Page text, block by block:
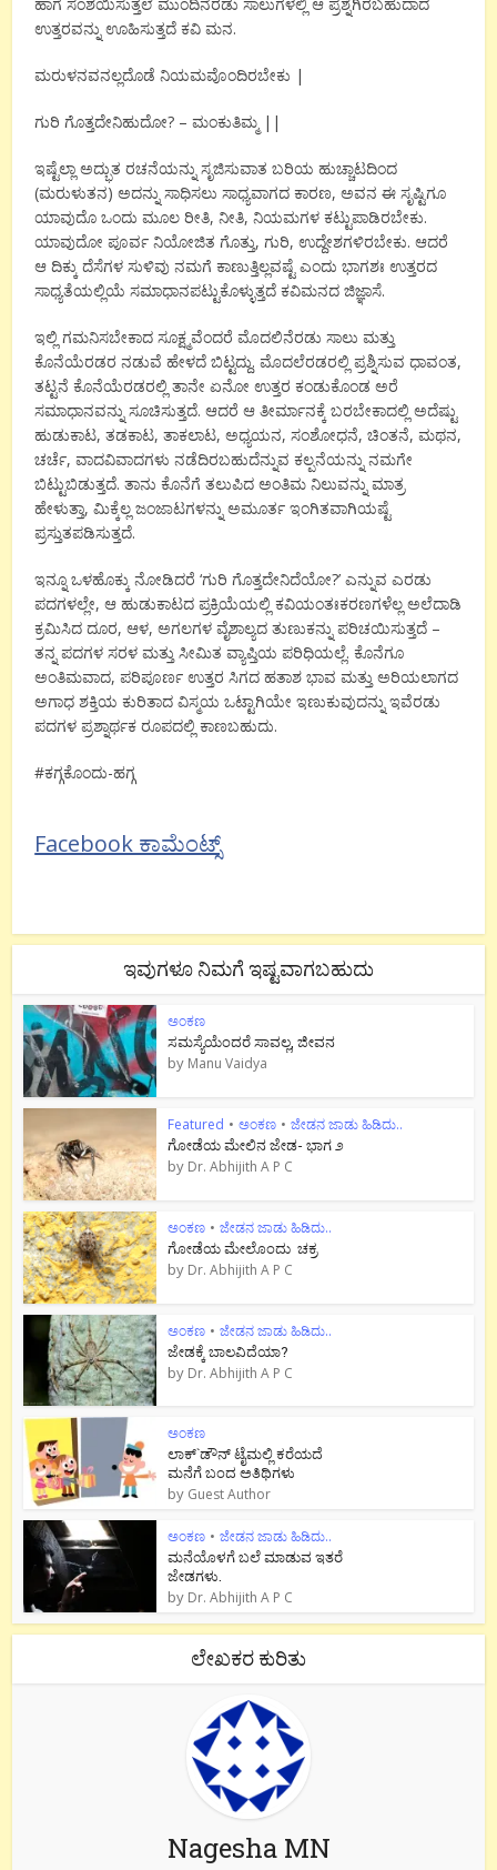
ಹಾಗೆ ಸಂಶಯಿಸುತ್ತಲೆ ಮುಂದಿನೆರಡು ಸಾಲುಗಳಲ್ಲಿ ಆ ಪ್ರಶ್ನೆಗಿರಬಹುದಾದ
ಉತ್ತರವನ್ನು ಊಹಿಸುತ್ತದೆ ಕವಿ ಮನ.
ಮರುಳನವನಲ್ಲದೊಡೆ ನಿಯಮವೊಂದಿರಬೇಕು |
ಗುರಿ ಗೊತ್ತದೇನಿಹುದೋ? – ಮಂಕುತಿಮ್ಮ ||
ಇಷ್ಟೆಲ್ಲಾ ಅದ್ಭುತ ರಚನೆಯನ್ನು ಸೃಜಿಸುವಾತ ಬರಿಯ ಹುಚ್ಚಾಟದಿಂದ
(ಮರುಳುತನ) ಅದನ್ನು ಸಾಧಿಸಲು ಸಾಧ್ಯವಾಗದ ಕಾರಣ, ಅವನ ಈ ಸೃಷ್ಟಿಗೂ
ಯಾವುದೊ ಒಂದು ಮೂಲ ರೀತಿ, ನೀತಿ, ನಿಯಮಗಳ ಕಟ್ಟುಪಾಡಿರಬೇಕು.
ಯಾವುದೋ ಪೂರ್ವ ನಿಯೋಜಿತ ಗೊತ್ತು, ಗುರಿ, ಉದ್ದೇಶಗಳಿರಬೇಕು. ಆದರೆ
ಆ ದಿಕ್ಕು ದೆಸೆಗಳ ಸುಳಿವು ನಮಗೆ ಕಾಣುತ್ತಿಲ್ಲವಷ್ಟೆ ಎಂದು ಭಾಗಶಃ ಉತ್ತರದ
ಸಾಧ್ಯತೆಯಲ್ಲಿಯೆ ಸಮಾಧಾನಪಟ್ಟುಕೊಳ್ಳುತ್ತದೆ ಕವಿಮನದ ಜಿಜ್ಞಾಸೆ.
ಇಲ್ಲಿ ಗಮನಿಸಬೇಕಾದ ಸೂಕ್ಷ್ಮವೆಂದರೆ ಮೊದಲಿನೆರಡು ಸಾಲು ಮತ್ತು
ಕೊನೆಯೆರಡರ ನಡುವೆ ಹೇಳದೆ ಬಿಟ್ಟದ್ದು. ಮೊದಲೆರಡರಲ್ಲಿ ಪ್ರಶ್ನಿಸುವ ಧಾವಂತ,
ತಟ್ಟನೆ ಕೊನೆಯೆರಡರಲ್ಲಿ ತಾನೇ ಏನೋ ಉತ್ತರ ಕಂಡುಕೊಂಡ ಅರೆ
ಸಮಾಧಾನವನ್ನು ಸೂಚಿಸುತ್ತದೆ. ಆದರೆ ಆ ತೀರ್ಮಾನಕ್ಕೆ ಬರಬೇಕಾದಲ್ಲಿ ಅದೆಷ್ಟು
ಹುಡುಕಾಟ, ತಡಕಾಟ, ತಾಕಲಾಟ, ಅಧ್ಯಯನ, ಸಂಶೋಧನೆ, ಚಿಂತನೆ, ಮಥನ,
ಚರ್ಚೆ, ವಾದವಿವಾದಗಳು ನಡೆದಿರಬಹುದೆನ್ನುವ ಕಲ್ಪನೆಯನ್ನು ನಮಗೇ
ಬಿಟ್ಟುಬಿಡುತ್ತದೆ. ತಾನು ಕೊನೆಗೆ ತಲುಪಿದ ಅಂತಿಮ ನಿಲುವನ್ನು ಮಾತ್ರ
ಹೇಳುತ್ತಾ, ಮಿಕ್ಕೆಲ್ಲ ಜಂಜಾಟಗಳನ್ನು ಅಮೂರ್ತ ಇಂಗಿತವಾಗಿಯಷ್ಟೆ
ಪ್ರಸ್ತುತಪಡಿಸುತ್ತದೆ.
ಇನ್ನೂ ಒಳಹೊಕ್ಕು ನೋಡಿದರೆ ‘ಗುರಿ ಗೊತ್ತದೇನಿದೆಯೋ?’ ಎನ್ನುವ ಎರಡು
ಪದಗಳಲ್ಲೇ, ಆ ಹುಡುಕಾಟದ ಪ್ರಕ್ರಿಯೆಯಲ್ಲಿ ಕವಿಯಂತಃಕರಣಗಳೆಲ್ಲ ಅಲೆದಾಡಿ
ಕ್ರಮಿಸಿದ ದೂರ, ಆಳ, ಅಗಲಗಳ ವೈಶಾಲ್ಯದ ತುಣುಕನ್ನು ಪರಿಚಯಿಸುತ್ತದೆ –
ತನ್ನ ಪದಗಳ ಸರಳ ಮತ್ತು ಸೀಮಿತ ವ್ಯಾಪ್ತಿಯ ಪರಿಧಿಯಲ್ಲೆ. ಕೊನೆಗೂ
ಅಂತಿಮವಾದ, ಪರಿಪೂರ್ಣ ಉತ್ತರ ಸಿಗದ ಹತಾಶ ಭಾವ ಮತ್ತು ಅರಿಯಲಾಗದ
ಅಗಾಧ ಶಕ್ತಿಯ ಕುರಿತಾದ ವಿಸ್ಮಯ ಒಟ್ಟಾಗಿಯೇ ಇಣುಕುವುದನ್ನು ಇವೆರಡು
ಪದಗಳ ಪ್ರಶ್ನಾರ್ಥಕ ರೂಪದಲ್ಲಿ ಕಾಣಬಹುದು.
#ಕಗ್ಗಕೊಂದು-ಹಗ್ಗ
Facebook ಕಾಮೆಂಟ್ಸ್
ಇವುಗಳೂ ನಿಮಗೆ ಇಷ್ಟವಾಗಬಹುದು
ಅಂಕಣ
ಸಮಸ್ಯೆಯೆಂದರೆ ಸಾವಲ್ಲ, ಜೀವನ
by Manu Vaidya
Featured • ಅಂಕಣ • ಜೇಡನ ಜಾಡು ಹಿಡಿದು..
ಗೋಡೆಯ ಮೇಲಿನ ಜೇಡ- ಭಾಗ ೨
by Dr. Abhijith A P C
ಅಂಕಣ • ಜೇಡನ ಜಾಡು ಹಿಡಿದು..
ಗೋಡೆಯ ಮೇಲೊಂದು ಚಕ್ರ
by Dr. Abhijith A P C
ಅಂಕಣ • ಜೇಡನ ಜಾಡು ಹಿಡಿದು..
ಜೇಡಕ್ಕೆ ಬಾಲವಿದೆಯಾ?
by Dr. Abhijith A P C
ಅಂಕಣ
ಲಾಕ್`ಡೌನ್ ಟೈಮಲ್ಲಿ ಕರೆಯದೆ
ಮನೆಗೆ ಬಂದ ಅತಿಥಿಗಳು
by Guest Author
ಅಂಕಣ • ಜೇಡನ ಜಾಡು ಹಿಡಿದು..
ಮನೆಯೊಳಗೆ ಬಲೆ ಮಾಡುವ ಇತರೆ
ಜೇಡಗಳು.
by Dr. Abhijith A P C
ಲೇಖಕರ ಕುರಿತು
Nagesha MN